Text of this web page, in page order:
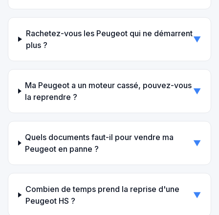
Rachetez-vous les Peugeot qui ne démarrent
plus ?
▼
Ma Peugeot a un moteur cassé, pouvez-vous
la reprendre ?
▼
Quels documents faut-il pour vendre ma
Peugeot en panne ?
▼
Combien de temps prend la reprise d'une
Peugeot HS ?
▼